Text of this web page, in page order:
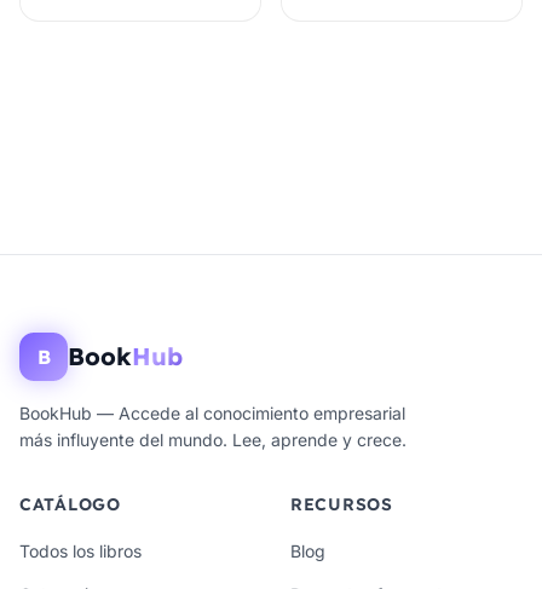
B BookHub
BookHub — Accede al conocimiento empresarial
más influyente del mundo. Lee, aprende y crece.
CATÁLOGO
Todos los libros
RECURSOS
Blog